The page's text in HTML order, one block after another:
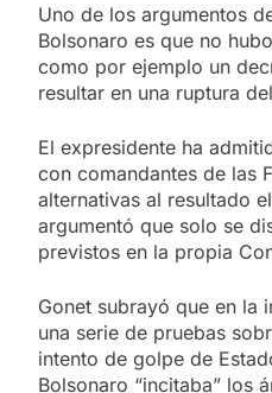
Uno de los argumentos
Bolsonaro es que no
como por ejemplo un
resultar en una ruptura
El expresidente ha
con comandantes de las
alternativas al resultado
argumentó que solo se
previstos en la propia
Gonet subrayó que en la
una serie de pruebas
intento de golpe de
Bolsonaro “incitaba” los